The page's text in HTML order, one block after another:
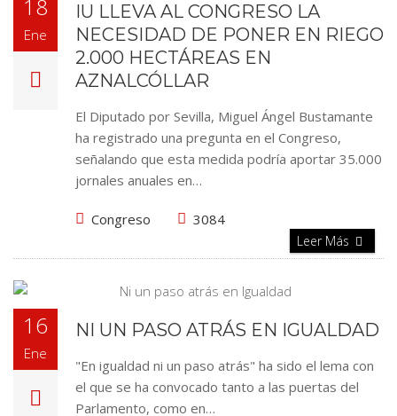
18
Ene
IU LLEVA AL CONGRESO LA
NECESIDAD DE PONER EN RIEGO
2.000 HECTÁREAS EN
AZNALCÓLLAR
El Diputado por Sevilla, Miguel Ángel Bustamante
ha registrado una pregunta en el Congreso,
señalando que esta medida podría aportar 35.000
jornales anuales en…
Congreso 3084
Leer Más
16
Ene
NI UN PASO ATRÁS EN IGUALDAD
"En igualdad ni un paso atrás" ha sido el lema con
el que se ha convocado tanto a las puertas del
Parlamento, como en…